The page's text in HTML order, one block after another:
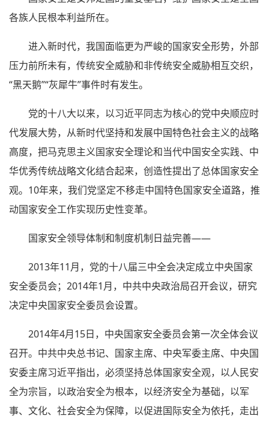
各族人民根本利益所在。
进入新时代，我国面临更为严峻的国家安全形势，外部
压力前所未有，传统安全威胁和非传统安全威胁相互交织，
“黑天鹅”“灰犀牛”事件时有发生。
党的十八大以来，以习近平同志为核心的党中央顺应时
代发展大势，从新时代坚持和发展中国特色社会主义的战略
高度，把马克思主义国家安全理论和当代中国安全实践、中
华优秀传统战略文化结合起来，创造性提出了总体国家安全
观。10年来，我们党坚定不移走中国特色国家安全道路，推
动国家安全工作实现历史性变革。
国家安全领导体制和制度机制日益完善——
2013年11月，党的十八届三中全会决定成立中央国家
安全委员会；2014年1月，中共中央政治局召开会议，研究
决定中央国家安全委员会设置。
2014年4月15日，中央国家安全委员会第一次全体会议
召开。中共中央总书记、国家主席、中央军委主席、中央国
安委主席习近平指出，必须坚持总体国家安全观，以人民安
全为宗旨，以政治安全为根本，以经济安全为基础，以军
事、文化、社会安全为保障，以促进国际安全为依托，走出